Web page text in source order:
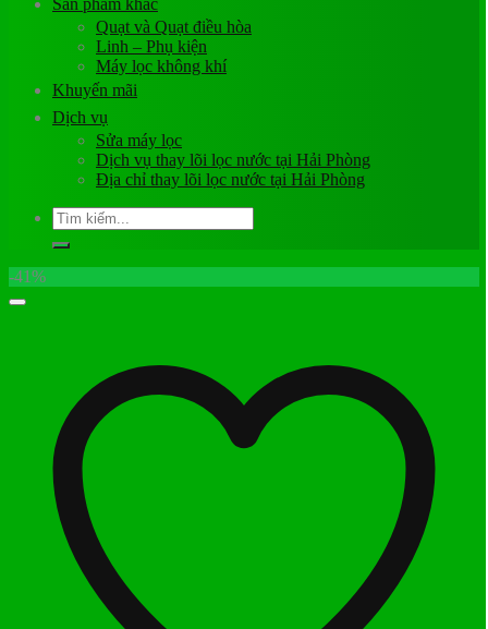
Sản phẩm khác
Quạt và Quạt điều hòa
Linh – Phụ kiện
Máy lọc không khí
Khuyến mãi
Dịch vụ
Sửa máy lọc
Dịch vụ thay lõi lọc nước tại Hải Phòng
Địa chỉ thay lõi lọc nước tại Hải Phòng
Tìm
kiếm:
-41%